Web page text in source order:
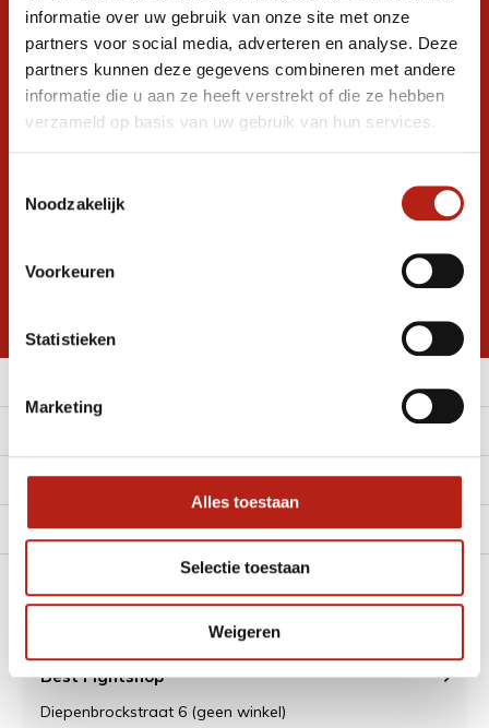
informatie over uw gebruik van onze site met onze
partners voor social media, adverteren en analyse. Deze
partners kunnen deze gegevens combineren met andere
informatie die u aan ze heeft verstrekt of die ze hebben
verzameld op basis van uw gebruik van hun services.
Noodzakelijk
Voorkeuren
Statistieken
Marketing
Alles toestaan
Selectie toestaan
Weigeren
Stel je vraag in de chat, en we helpen je
graag verder. 24/7
Volg ons
Ontvang de nieuwste aanbiedingen en
Inschrijven voor
korting
Mijn account
Alle Categorieën
Best Fightshop
Diepenbrockstraat 6 (geen winkel)